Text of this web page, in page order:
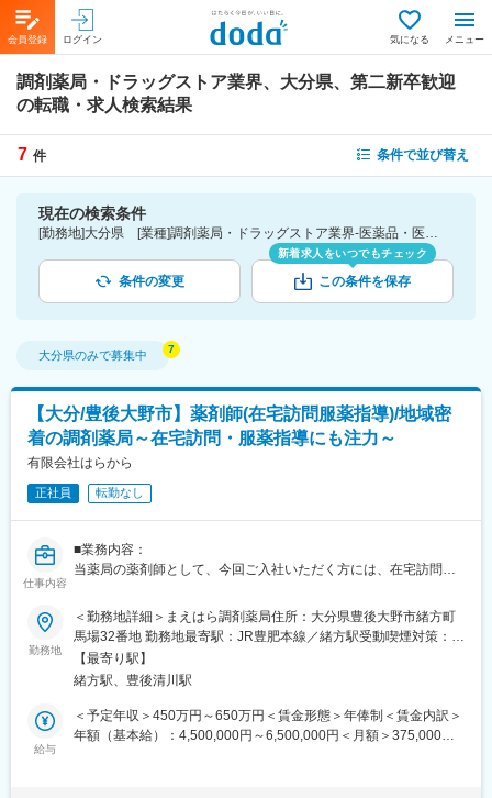
会員登録 ログイン 気になる メニュー
調剤薬局・ドラッグストア業界、大分県、第二新卒歓迎
の転職・求人検索結果
7 件 条件で並び替え
現在の検索条件
[勤務地]大分県 [業種]調剤薬局・ドラッグストア業界-医薬品・医療機器・ライフサイエンス・医療系サービス [詳細条件](募集・採用情報)第二新卒歓迎
条件の変更
新着求人をいつでもチェック
この条件を保存
大分県のみで募集中
【大分/豊後大野市】薬剤師(在宅訪問服薬指導)/地域密
着の調剤薬局～在宅訪問・服薬指導にも注力～
有限会社はらから
正社員 転勤なし
仕事内容
■業務内容：
当薬局の薬剤師として、今回ご入社いただく方には、在宅訪問服
《業務詳細》
・在宅訪問服薬指導
・保険調剤及び一般医薬品販売
・緩和ケア
・OTC販売 等
※訪問先は有料老人ホーム等の施設や個人宅です。
お客様毎に納品のタイミングが異なりますが、有料老人ホームは1
勤務地
＜勤務地詳細＞まえはら調剤薬局住所：大分県豊後大野市緒方町
馬場32番地 勤務地最寄駅：JR豊肥本線／緒方駅受動喫煙対策：敷
地内全面禁煙変更の範囲：無
【最寄り駅】
緒方駅、豊後清川駅
給与
＜予定年収＞450万円～650万円＜賃金形態＞年俸制＜賃金内訳＞
年額（基本給）：4,500,000円～6,500,000円＜月額＞375,000円